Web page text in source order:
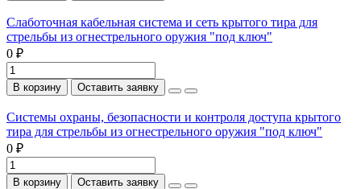
Слаботочная кабельная система и сеть крытого тира для
стрельбы из огнестрельного оружия "под ключ"
0 ₽
В корзину Оставить заявку
Системы охраны, безопасности и контроля доступа крытого
тира для стрельбы из огнестрельного оружия "под ключ"
0 ₽
В корзину Оставить заявку